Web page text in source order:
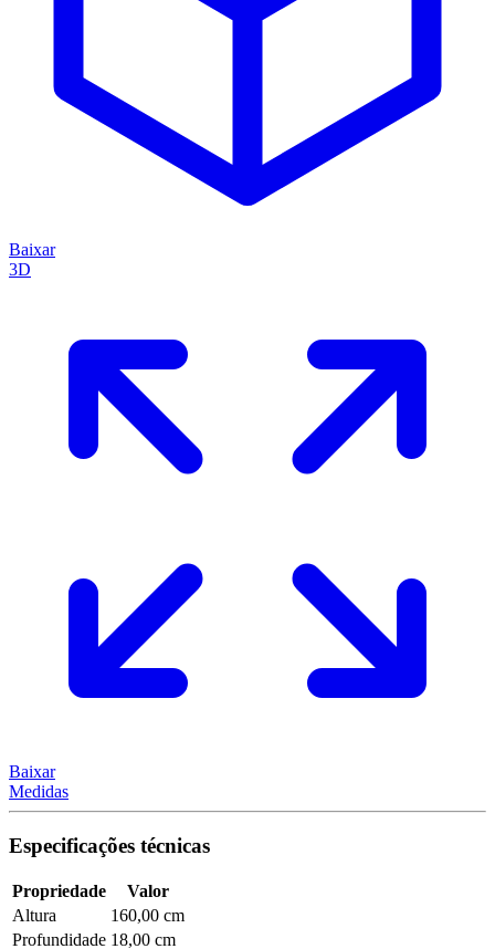
Baixar
3D
Baixar
Medidas
Especificações técnicas
Propriedade
Valor
Altura
160,00 cm
Profundidade 18,00 cm